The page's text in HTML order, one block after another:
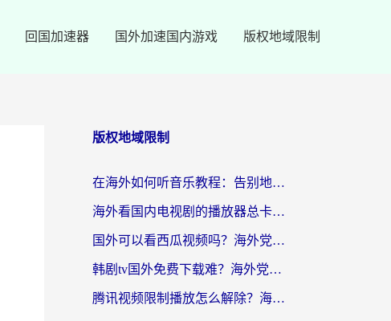
回国加速器 国外加速国内游戏 版权地域限制
版权地域限制
在海外如何听音乐教程：告别地域限制，随时听见国内的声音
海外看国内电视剧的播放器总卡顿？选对回国加速器才是关键
国外可以看西瓜视频吗？海外党追剧看片的终极解决方案
韩剧tv国外免费下载难？海外党看国内剧的加速器选择指南（附实用技巧）
腾讯视频限制播放怎么解除？海外党亲测有效的回国加速指南